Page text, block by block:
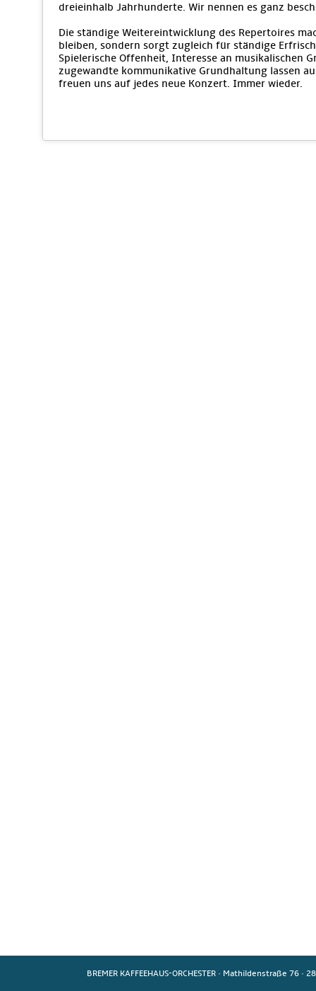
dreieinhalb Jahrhunderte. Wir nennen es ganz
Die ständige Weitereintwicklung des Repertoires
bleiben, sondern sorgt zugleich für ständige
Spielerische Offenheit, Interesse an musikalischen
zugewandte kommunikative Grundhaltung lassen
freuen uns auf jedes neue Konzert. Immer wieder.
BREMER KAFFEEHAUS-ORCHESTER · Mathildenstraße 76 ·